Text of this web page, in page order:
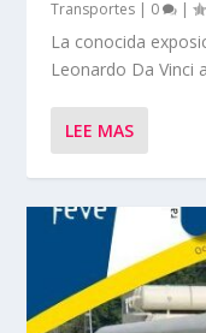
Transportes | 0 |
La conocida
Leonardo Da Vinci
LEE MAS